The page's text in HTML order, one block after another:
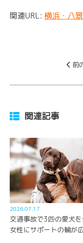
関連URL: 横浜・八
前
関連記事
2026.07.17
交通事故で3匹の愛犬
女性にサポートの輪が